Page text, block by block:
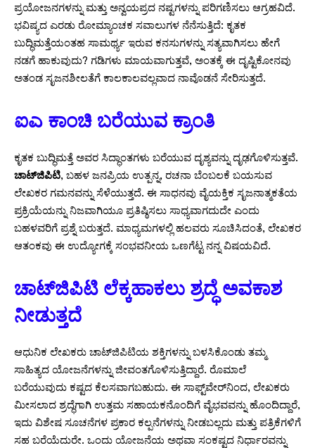
ಪ್ರಯೋಜನಗಳನ್ನು ಮತ್ತು ಅನ್ವಯಪ್ರದ ನಷ್ಟಗಳನ್ನು ಪರಿಗಣಿಸಲು ಆಗ್ರಹವಿದೆ.
ಭವಿಷ್ಯದ ಎರಡು ರೋಮ್ಯಾಂಚಕ ಸವಾಲುಗಳ ನೆನೆಸುತ್ತಿದೆ: ಕೃತಕ
ಬುದ್ಧಿಮತ್ತೆಯಂತಹ ಸಾಮರ್ಥ್ಯ ಇರುವ ಕನಸುಗಳನ್ನು ಸತ್ಯವಾಗಿಸಲು ಹೇಗೆ
ನಡಗೆ ಹಾಕುವುದು? ಗಡಿಗಳು ಮಾಯವಾಗುತ್ತವೆ, ಅಂತಕ್ಕೆ ಈ ದೃಷ್ಟಿಕೋನವು
ಅತಂಡ ಸೃಜನಶೀಲತೆಗೆ ಕಾಲಕಾಲವಲ್ಲವಾದ ನಾವೊಡನೆ ಸೇರಿಸುತ್ತದೆ.
ಐಎ ಕಾಂಚಿ ಬರೆಯುವ ಕ್ರಾಂತಿ
ಕೃತಕ ಬುದ್ಧಿಮತ್ತೆ ಅವರ ಸಿದ್ಧಾಂತಗಳು ಬರೆಯುವ ದೃಶ್ಯವನ್ನು ದೃಢಗೊಳಿಸುತ್ತವೆ.
ಚಾಟ್‌ಜಿಪಿಟಿ, ಬಹಳ ಜನಪ್ರಿಯ ಉತ್ಪನ್ನ, ರಚನಾ ಬೆಂಬಲಕೆ ಬಯಸುವ
ಲೇಖಕರ ಗಮನವನ್ನು ಸೆಳೆಯುತ್ತದೆ. ಈ ಸಾಧನವು ವೈಯಕ್ತಿಕ ಸೃಜನಾತ್ಮಕತೆಯ
ಪ್ರಕ್ರಿಯೆಯನ್ನು ನಿಜವಾಗಿಯೂ ಪ್ರತಿಷ್ಠಿಸಲು ಸಾಧ್ಯವಾಗದುದೇ ಎಂದು
ಬಹಳವರಿಗೆ ಪ್ರಶ್ನೆ ಬರುತ್ತದೆ. ಮಾಧ್ಯಮಗಳಲ್ಲಿ ಹಲವರು ಸೂಚಿಸಿದಂತೆ, ಲೇಖಕರ
ಆತಂಕವು ಈ ಉದ್ಯೋಗಕ್ಕೆ ಸಂಭವನೀಯ ಒಣಗೆಟ್ಟ ನನ್ನ ವಿಷಯವಿದೆ.
ಚಾಟ್‌ಜಿಪಿಟಿ ಲೆಕ್ಕಹಾಕಲು ಶ್ರದ್ಧೆ ಅವಕಾಶ
ನೀಡುತ್ತದೆ
ಆಧುನಿಕ ಲೇಖಕರು ಚಾಟ್‌ಜಿಪಿಟಿಯ ಶಕ್ತಿಗಳನ್ನು ಬಳಸಿಕೊಂಡು ತಮ್ಮ
ಸಾಹಿತ್ಯದ ಯೋಜನೆಗಳನ್ನು ಜೀವಂತಗೊಳಿಸುತ್ತಿದ್ದಾರೆ. ರೊಮಾಲೆ
ಬರೆಯುವುದು ಕಷ್ಟದ ಕೆಲಸವಾಗಬಹುದು. ಈ ಸಾಫ್ಟ್‌ವೇರ್‌ನಿಂದ, ಲೇಖಕರು
ಮೀಸಲಾದ ಶ್ರದ್ಧೆಗಾಗಿ ಉತ್ತಮ ಸಹಾಯಕನೊಂದಿಗೆ ವೈಭವವನ್ನು ಹೊಂದಿದ್ದಾರೆ,
ಇದು ವಿಶೇಷ ಸೂಚನೆಗಳ ಪ್ರಕಾರ ಕಲ್ಪನೆಗಳನ್ನು ನೀಡಬಲ್ಲದು ಮತ್ತು ಪತ್ರಿಕೆಗಳಿಗೆ
ಸಹ ಬರೆಯೆದುರೇ. ಒಂದು ಯೋಜನೆಯ ಅಥವಾ ಸಂಕಷ್ಟದ ನಿರ್ಧಾರವನ್ನು